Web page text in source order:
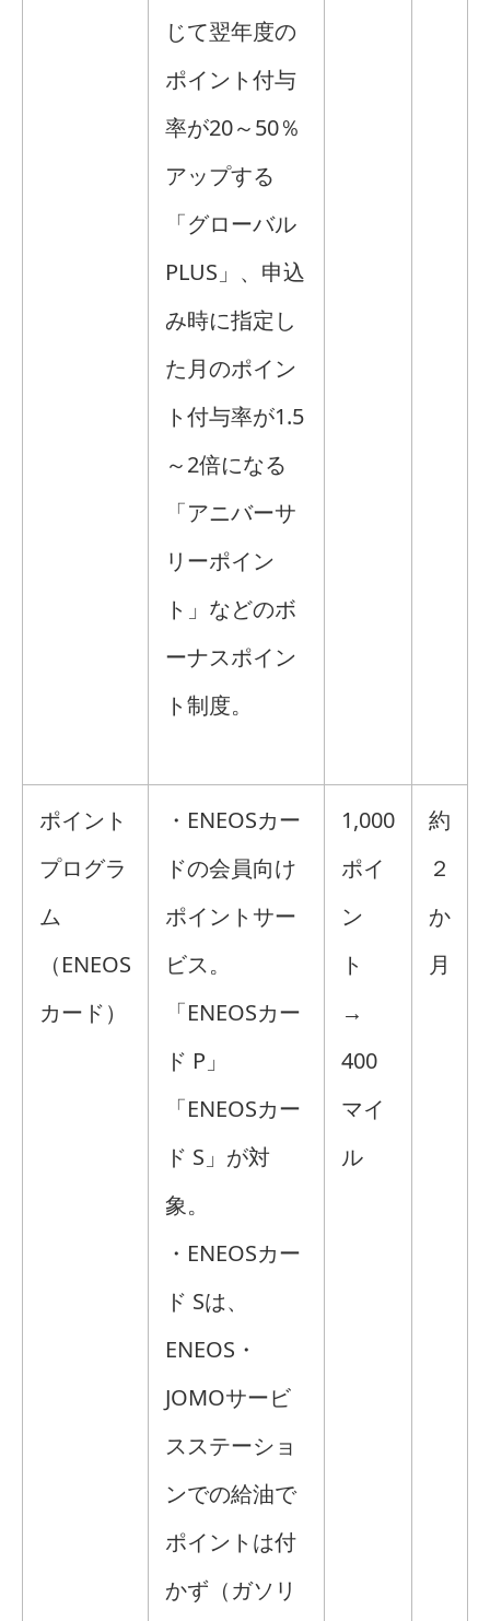
じて翌年度の
ポイント付与
率が20～50％
アップする
「グローバル
PLUS」、申込
み時に指定し
た月のポイン
ト付与率が1.5
～2倍になる
「アニバーサ
リーポイン
ト」などのボ
ーナスポイン
ト制度。
ポイント
プログラ
ム
（ENEOS
カード）
・ENEOSカー
ドの会員向け
ポイントサー
ビス。
「ENEOSカー
ド P」
「ENEOSカー
ド S」が対
象。
・ENEOSカー
ド Sは、
ENEOS・
JOMOサービ
スステーショ
ンでの給油で
ポイントは付
かず（ガソリ
1,000
ポイ
ン
ト
→
400
マイ
ル
約
２
か
月